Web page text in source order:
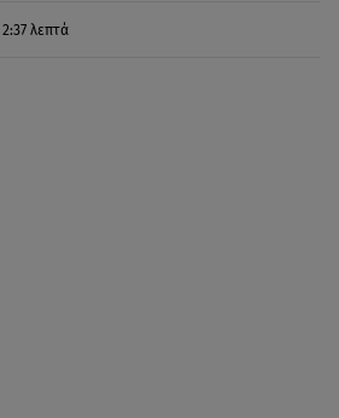
2:37 λεπτά